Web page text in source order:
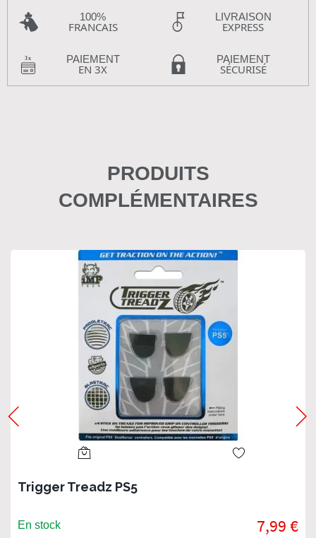
100%
FRANCAIS
LIVRAISON
EXPRESS
PAIEMENT
EN 3X
PAIEMENT
SÉCURISÉ
PRODUITS
COMPLÉMENTAIRES
Trigger Treadz PS5
En stock 7,99 €